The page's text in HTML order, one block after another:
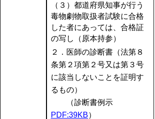
（３）都道府県知事が行う
毒物劇物取扱者試験に合格
した者にあっては、合格証
の写し（原本持参）
２．医師の診断書（法第８
条第２項第２号又は第３号
に該当しないことを証明す
るもの）
（診断書例示
PDF:39KB）